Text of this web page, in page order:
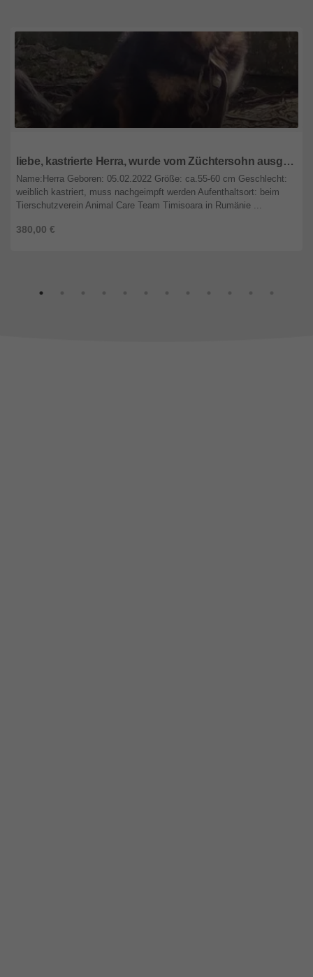
liebe, kastrierte Herra, wurde vom Züchtersohn ausgesetzt; wir suchen ein Heim für sie
380,00 €
Name:Herra Geboren: 05.02.2022 Größe: ca.55-60 cm Geschlecht:
weiblich kastriert, muss nachgeimpft werden Aufenthaltsort: beim
Tierschutzverein Animal Care Team Timisoara in Rumänie ...